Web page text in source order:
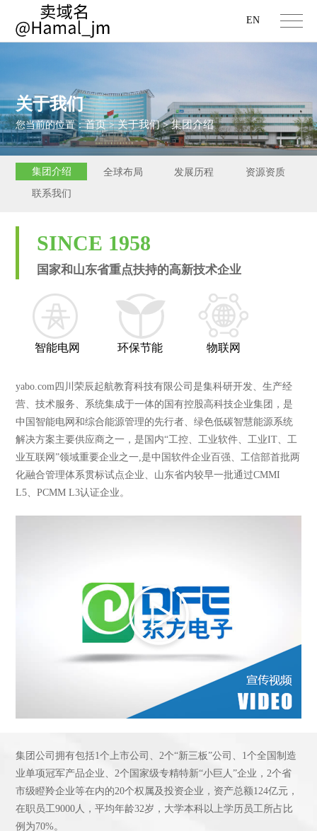
EN
关于我们
您当前的位置：首页>关于我们>集团介绍
集团介绍 全球布局 发展历程
资源资质
联系我们
SINCE 1958
国家和山东省重点扶持的高新技术企业
智能电网 环保节能 物联网
yabo.com四川荣辰起航教育科技有限公司是集科研开发、生产经
营、技术服务、系统集成于一体的国有控股高科技企业集团，是
中国智能电网和综合能源管理的先行者、绿色低碳智慧能源系统
解决方案主要供应商之一，是国内“工控、工业软件、工业IT、工
业互联网”领域重要企业之一,是中国软件企业百强、工信部首批两
化融合管理体系贯标试点企业、山东省内较早一批通过CMMI
L5、PCMM L3认证企业。
集团公司拥有包括1个上市公司、2个“新三板”公司、1个全国制造
业单项冠军产品企业、2个国家级专精特新“小巨人”企业，2个省
市级瞪羚企业等在内的20个权属及投资企业，资产总额124亿元，
在职员工9000人，平均年龄32岁，大学本科以上学历员工所占比
例为70%。